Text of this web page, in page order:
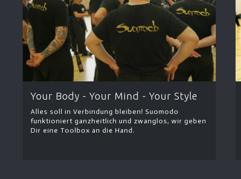
Your Body - Your Mind - Your Style
Alles soll in Verbindung bleiben! Suomodo
funktioniert ganzheitlich und zwanglos, wir geben
Dir eine Toolbox an die Hand.